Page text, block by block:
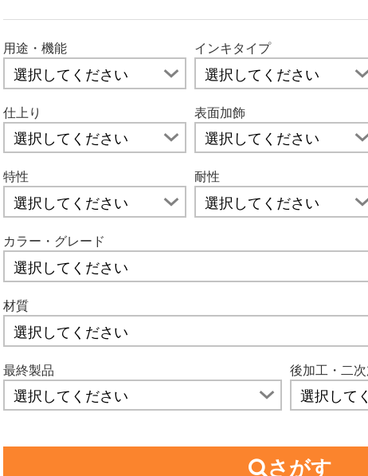
用途・機能 インキタイプ
仕上り 表面加飾
特性 耐性
カラー・グレード
材質
最終製品 後加工・二次
さがす